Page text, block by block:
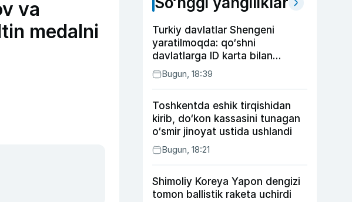
va
medalni
Turkiy davlatlar Shengeni
yaratilmoqda: qo‘shni
davlatlarga ID karta bilan
boriladi
Bugun, 18:39
Toshkentda eshik tirqishidan
kirib, do‘kon kassasini tunagan
o‘smir jinoyat ustida ushlandi
Bugun, 18:21
Shimoliy Koreya Yapon dengizi
tomon ballistik raketa uchirdi